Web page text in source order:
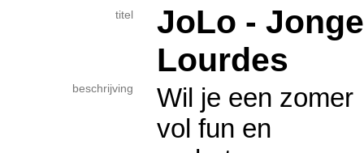
titel
JoLo -
Lourdes
beschrijving
Wil je een zomer
vol fun en